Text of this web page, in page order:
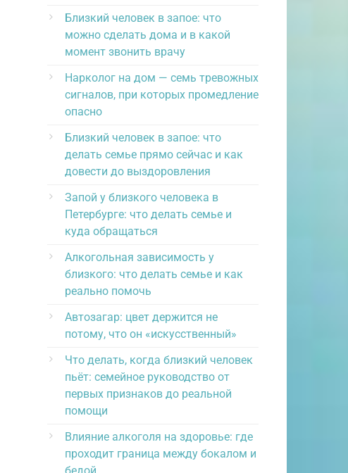
Близкий человек в запое: что
можно сделать дома и в какой
момент звонить врачу
Нарколог на дом — семь тревожных
сигналов, при которых промедление
опасно
Близкий человек в запое: что
делать семье прямо сейчас и как
довести до выздоровления
Запой у близкого человека в
Петербурге: что делать семье и
куда обращаться
Алкогольная зависимость у
близкого: что делать семье и как
реально помочь
Автозагар: цвет держится не
потому, что он «искусственный»
Что делать, когда близкий человек
пьёт: семейное руководство от
первых признаков до реальной
помощи
Влияние алкоголя на здоровье: где
проходит граница между бокалом и